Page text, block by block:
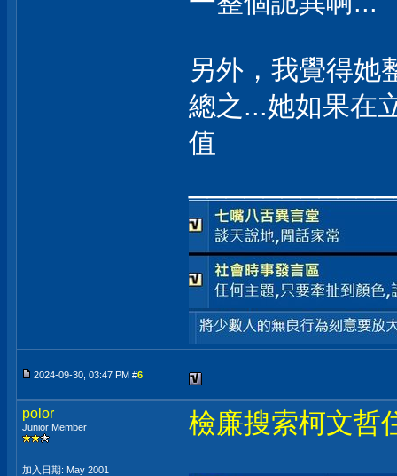
另外，我覺得她
總之...她如果在
值
2024-09-30, 03:47 PM #6
polor
Junior Member
加入日期: May 2001
檢廉搜索柯文哲